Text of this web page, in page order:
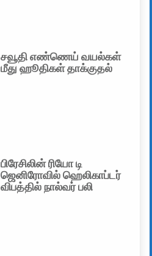
சவூதி எண்ணெய் வயல்கள்
மீது ஹூதிகள் தாக்குதல்
பிரேசிலின் ரியோ டி
ஜெனிரோவில் ஹெலிகாப்டர்
விபத்தில் நால்வர் பலி